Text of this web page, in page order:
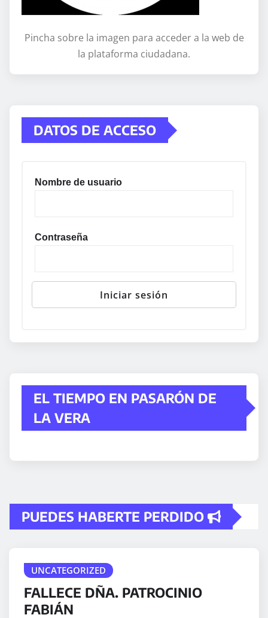
Pincha sobre la imagen para acceder a la web de
la plataforma ciudadana.
DATOS DE ACCESO
Nombre de usuario
Contraseña
EL TIEMPO EN PASARÓN DE
LA VERA
PUEDES HABERTE PERDIDO
UNCATEGORIZED
FALLECE DÑA. PATROCINIO
FABIÁN